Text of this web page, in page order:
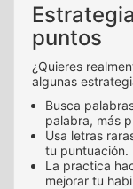
puntos
¿Quieres
algunas
Busca
palabra, más
Usa letras
tu puntuación.
La practica
mejorar tu